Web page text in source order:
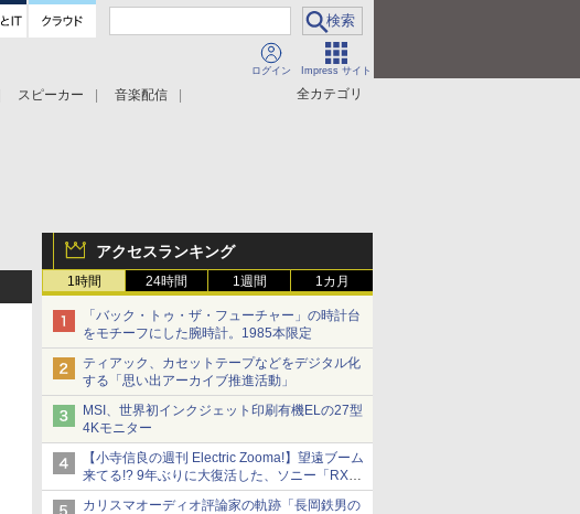
ログイン Impress サイト
全カテゴリ
スピーカー
音楽配信
アクセスランキング
1時間 24時間 1週間 1カ月
「バック・トゥ・ザ・フューチャー」の時計台
をモチーフにした腕時計。1985本限定
ティアック、カセットテープなどをデジタル化
する「思い出アーカイブ推進活動」
MSI、世界初インクジェット印刷有機ELの27型
4Kモニター
【小寺信良の週刊 Electric Zooma!】望遠ブーム
来てる!? 9年ぶりに大復活した、ソニー「RX10
V」
カリスマオーディオ評論家の軌跡「長岡鉄男の